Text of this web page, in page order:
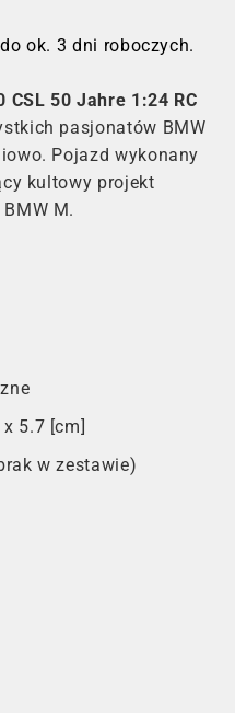
ok. 3 dni roboczych.
CSL 50 Jahre 1:24 RC
pasjonatów BMW
Pojazd wykonany
kultowy projekt
M.
5.7 [cm]
w zestawie)